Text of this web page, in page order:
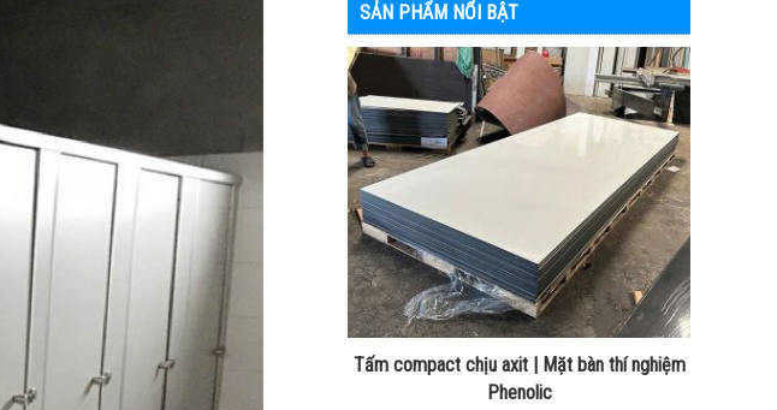
SẢN PHẨM NỔI BẬT
Tấm compact chịu axit | Mặt bàn thí nghiệm
Phenolic